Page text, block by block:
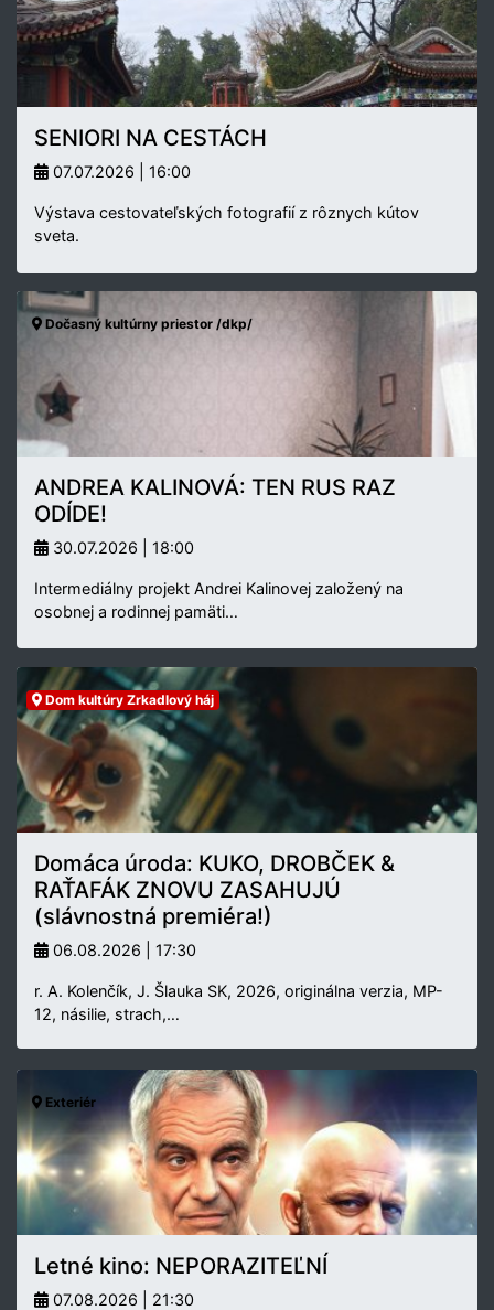
SENIORI NA CESTÁCH
07.07.2026 | 16:00
Výstava cestovateľských fotografií z rôznych kútov
sveta.
Dočasný kultúrny priestor /dkp/
ANDREA KALINOVÁ: TEN RUS RAZ
ODÍDE!
30.07.2026 | 18:00
Intermediálny projekt Andrei Kalinovej založený na
osobnej a rodinnej pamäti…
Dom kultúry Zrkadlový háj
Domáca úroda: KUKO, DROBČEK &
RAŤAFÁK ZNOVU ZASAHUJÚ
(slávnostná premiéra!)
06.08.2026 | 17:30
r. A. Kolenčík, J. Šlauka SK, 2026, originálna verzia, MP-
12, násilie, strach,…
Exteriér
Letné kino: NEPORAZITEĽNÍ
07.08.2026 | 21:30